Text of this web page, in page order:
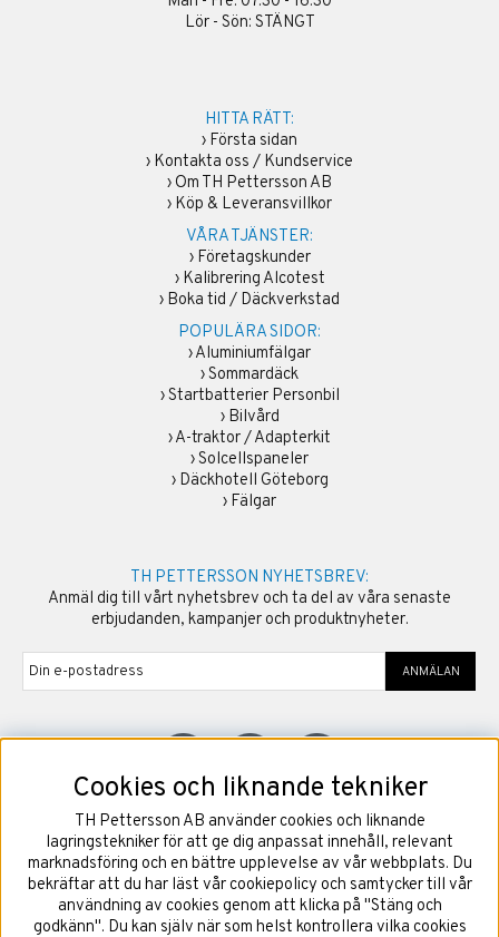
Lör - Sön: STÄNGT
HITTA RÄTT:
› Första sidan
› Kontakta oss / Kundservice
› Om TH Pettersson AB
› Köp & Leveransvillkor
VÅRA TJÄNSTER:
› Företagskunder
› Kalibrering Alcotest
› Boka tid / Däckverkstad
POPULÄRA SIDOR:
›Aluminiumfälgar
›Sommardäck
›Startbatterier Personbil
› Bilvård
›A-traktor / Adapterkit
›Solcellspaneler
› Däckhotell Göteborg
› Fälgar
TH PETTERSSON NYHETSBREV:
Anmäl dig till vårt nyhetsbrev och ta del av våra senaste
erbjudanden, kampanjer och produktnyheter.
ANMÄLAN
©2026Copyright TH Pettersson AB
Cookies och liknande tekniker
TH Pettersson AB använder cookies och liknande
lagringstekniker för att ge dig anpassat innehåll, relevant
marknadsföring och en bättre upplevelse av vår webbplats. Du
bekräftar att du har läst vår cookiepolicy och samtycker till vår
användning av cookies genom att klicka på "Stäng och
godkänn". Du kan själv när som helst kontrollera vilka cookies